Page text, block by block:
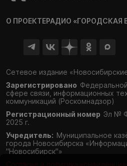
О ПРОЕКТЕРАДИО «ГОРОДСКАЯ
Сетевое издание
Зарегистрировано
сфере связи, информационных
коммуникаций (Роскомнадзор)
Регистрационный номер Эл №
2025 г.
Учредитель: Муниципальное
города Новосибирска
"Новосибирск"»